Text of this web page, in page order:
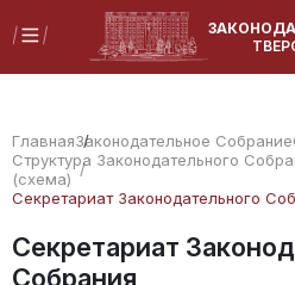
ГлавнаяЗаконодательное Собрание
Структура Законодательного
(схема)
Секретариат Законодательного
Секретариат
Собрания